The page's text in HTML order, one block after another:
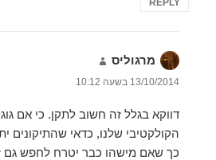
REPLY
מרגוליס
13/10/2014 בשעה 10:12
דווקא בגלל זה חשוב לתקן. כי אם
הקולקטיבי שלנו, כדאי שהתיקונים
כך שאם מישהו כבר יטרח לחפש גם